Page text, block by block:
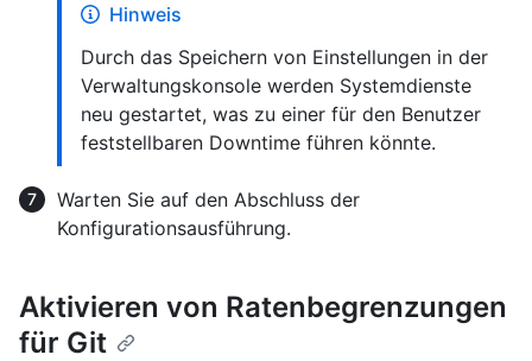
Hinweis
Durch das Speichern von Einstellungen in der
Verwaltungskonsole werden Systemdienste
neu gestartet, was zu einer für den Benutzer
feststellbaren Downtime führen könnte.
Warten Sie auf den Abschluss der
Konfigurationsausführung.
Aktivieren von Ratenbegrenzungen
für Git